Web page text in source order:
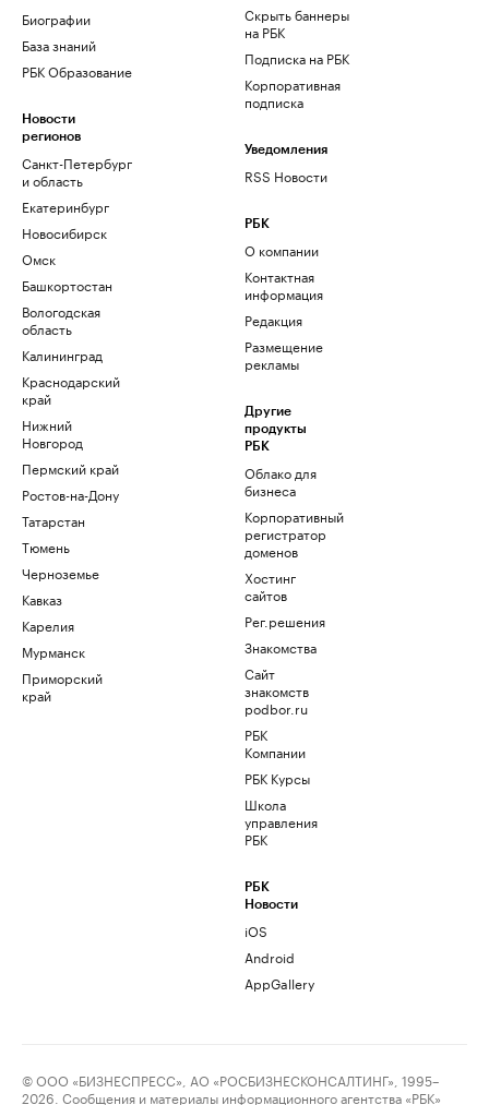
Биографии
База знаний
РБК Образование
Новости
регионов
Санкт-Петербург
и область
Екатеринбург
Новосибирск
Омск
Башкортостан
Вологодская
область
Калининград
Краснодарский
край
Нижний
Новгород
Пермский край
Ростов-на-Дону
Татарстан
Тюмень
Черноземье
Кавказ
Карелия
Мурманск
Приморский
край
Скрыть баннеры
на РБК
Подписка на РБК
Корпоративная
подписка
Уведомления
RSS Новости
РБК
О компании
Контактная
информация
Редакция
Размещение
рекламы
Другие
продукты
РБК
Облако для
бизнеса
Корпоративный
регистратор
доменов
Хостинг
сайтов
Рег.решения
Знакомства
Сайт
знакомств
podbor.ru
РБК
Компании
РБК Курсы
Школа
управления
РБК
РБК
Новости
iOS
Android
AppGallery
© ООО «БИЗНЕСПРЕСС», АО «РОСБИЗНЕСКОНСАЛТИНГ», 1995–
2026. Сообщения и материалы информационного агентства «РБК»